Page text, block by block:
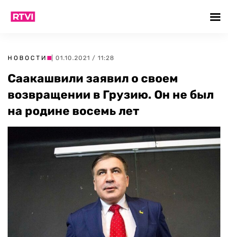
НОВОСТИ | 01.10.2021 / 11:28
Саакашвили заявил о своем
возвращении в Грузию. Он не был
на родине восемь лет